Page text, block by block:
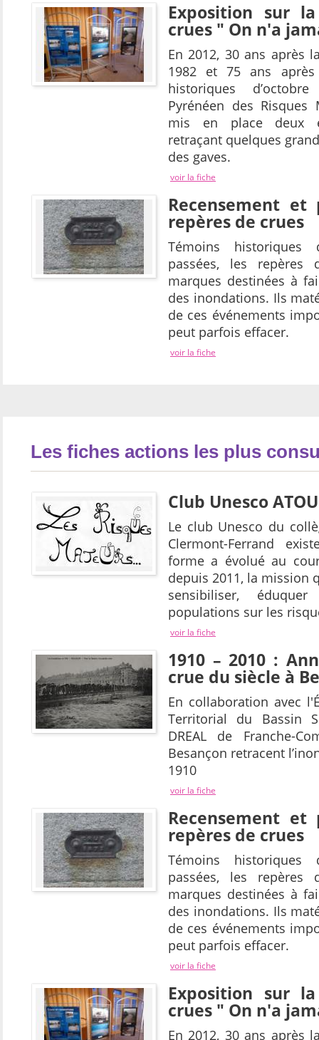
Exposition sur
crues " On n'a
En 2012, 30 ans après
1982 et 75 ans
historiques
Pyrénéen des
mis en place deux
retraçant quelques
des gaves.
voir la fiche
Recensement
repères de crues
Témoins historiques
passées, les repères
marques destinées à
des inondations. Ils
de ces événements
peut parfois effacer.
voir la fiche
Les fiches actions les plus
Club Unesco
Le club Unesco du
Clermont-Ferrand
forme a évolué au
depuis 2011, la mission
sensibiliser,
populations sur les
voir la fiche
1910 – 2010 :
crue du siècle à
En collaboration avec
Territorial du Bassin
DREAL de Franche-
Besançon retracent
1910
voir la fiche
Recensement
repères de crues
Témoins historiques
passées, les repères
marques destinées à
des inondations. Ils
de ces événements
peut parfois effacer.
voir la fiche
Exposition sur
crues " On n'a
En 2012, 30 ans après